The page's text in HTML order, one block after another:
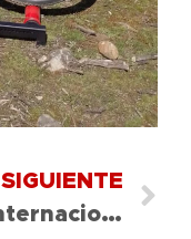
SIGUIENTE
Día Internacional de la Alfabetización